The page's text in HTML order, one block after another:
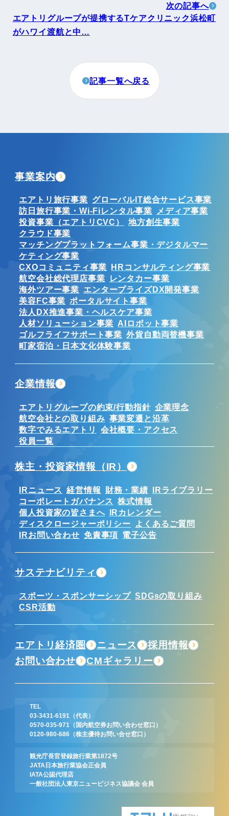
次の記事へ
エアトリグループが提携するTケアクリニック浜松町
がハワイ渡航と中…
記事一覧へ戻る
TEL
03-3431-6191
（代表）
0570-035-971
（国内航空券お問い合わせ窓口）
0120-980-686 （株主優待お問い合せ窓口）
観光庁長官登録旅行業第1872号
JATA日本旅行業協会正会員
IATA公認代理店
一般社団法人東京ニュービジネス協議会 会員
事業案内
エアトリ旅行事業 グローバルIT総合サービス事業
訪日旅行事業・Wi-Fiレンタル事業
メディア事業
投資事業（エアトリCVC）
地方創生事業
クラウド事業
マッチングプラットフォーム事業・デジタルマー
ケティング事業
CXOコミュニティ事業 HRコンサルティング事業
航空会社総代理店事業
レンタカー事業
海外ツアー事業 エンタープライズDX開発事業
美容FC事業 ポータルサイト事業
法人DX推進事業・ヘルスケア事業
人材ソリューション事業 AIロボット事業
ゴルフライフサポート事業 外貨自動両替機事業
町家宿泊・日本文化体験事業
企業情報
エアトリグループの約束/行動指針 企業理念
航空会社との取り組み 事業変遷と沿革
数字でみるエアトリ
会社概要・アクセス
役員一覧
株主・投資家情報（IR）
IRニュース 経営情報 財務・業績 IRライブラリー
コーポレートガバナンス
株式情報
個人投資家の皆さまへ IRカレンダー
ディスクロージャーポリシー
よくあるご質問
IRお問い合わせ 免責事項 電子公告
サステナビリティ
スポーツ・スポンサーシップ SDGsの取り組み
CSR活動
エアトリ経済圏 ニュース
採用情報
お問い合わせ
CMギャラリー